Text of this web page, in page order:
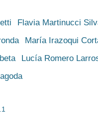
Flavia Martinucci
María Irazoqui
Lucía Romero